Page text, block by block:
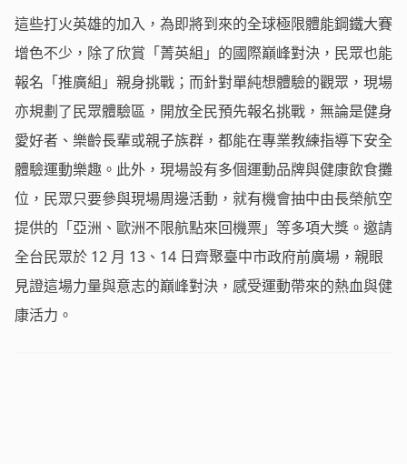
這些打火英雄的加入，為即將到來的全球極限體能鋼鐵大賽
增色不少，除了欣賞「菁英組」的國際巔峰對決，民眾也能
報名「推廣組」親身挑戰；而針對單純想體驗的觀眾，現場
亦規劃了民眾體驗區，開放全民預先報名挑戰，無論是健身
愛好者、樂齡長輩或親子族群，都能在專業教練指導下安全
體驗運動樂趣。此外，現場設有多個運動品牌與健康飲食攤
位，民眾只要參與現場周邊活動，就有機會抽中由長榮航空
提供的「亞洲、歐洲不限航點來回機票」等多項大獎。邀請
全台民眾於 12 月 13、14 日齊聚臺中市政府前廣場，親眼
見證這場力量與意志的巔峰對決，感受運動帶來的熱血與健
康活力。